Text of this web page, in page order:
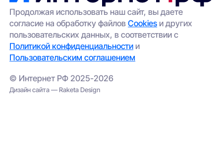
Продолжая использовать наш сайт, вы даете
согласие на обработку файловCookies и других
пользовательских данных, в соответствии с
Политикой конфиденциальности и
Пользовательским соглашением
© Интернет РФ 2025-2026
Дизайн сайта — Raketa Design